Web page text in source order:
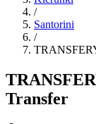
/
Santorini
/
Transfer